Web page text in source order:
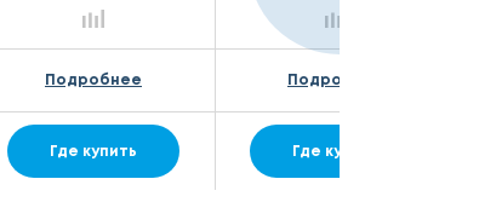
Подробнее
Где купить
Подробнее
Где купить